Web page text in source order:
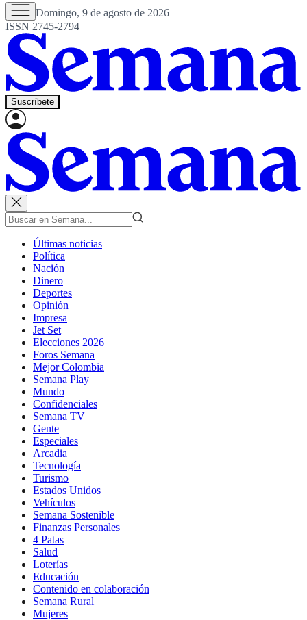
Domingo, 9 de agosto de 2026
ISSN 2745-2794
Suscríbete
Últimas noticias
Política
Nación
Dinero
Deportes
Opinión
Impresa
Jet Set
Elecciones 2026
Foros Semana
Mejor Colombia
Semana Play
Mundo
Confidenciales
Semana TV
Gente
Especiales
Arcadia
Tecnología
Turismo
Estados Unidos
Vehículos
Semana Sostenible
Finanzas Personales
4 Patas
Salud
Loterías
Educación
Contenido en colaboración
Semana Rural
Mujeres